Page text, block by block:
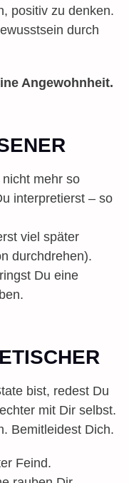
positiv zu denken.
durch
Angewohnheit.
mehr so
interpretierst – so
viel später
durchdrehen).
Du eine
bist, redest Du
mit Dir selbst.
Bemitleidest Dich.
Feind.